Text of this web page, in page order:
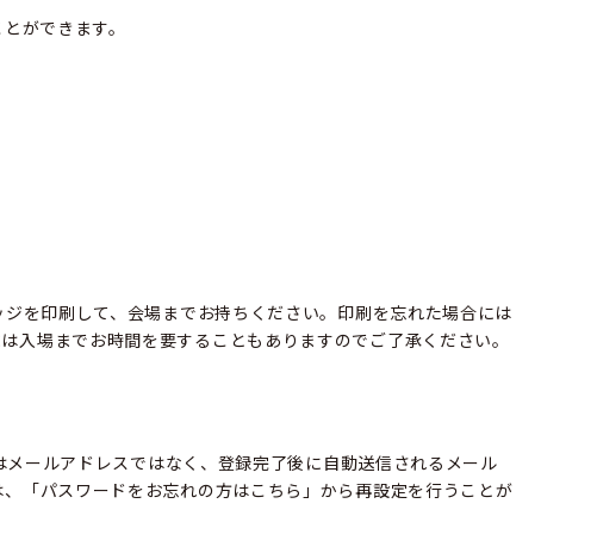
ができます。
を印刷して、会場までお持ちください。印刷を忘れた場合には
場までお時間を要することもありますのでご了承ください。
ールアドレスではなく、登録完了後に自動送信されるメール
「パスワードをお忘れの方はこちら」から再設定を行うことが